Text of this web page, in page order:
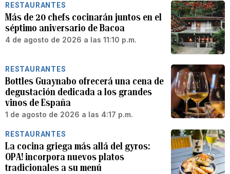
RESTAURANTES
Más de 20 chefs cocinarán juntos en el
séptimo aniversario de Bacoa
4 de agosto de 2026 a las 11:10 p.m.
RESTAURANTES
Bottles Guaynabo ofrecerá una cena de
degustación dedicada a los grandes
vinos de España
1 de agosto de 2026 a las 4:17 p.m.
RESTAURANTES
La cocina griega más allá del gyros:
OPA! incorpora nuevos platos
tradicionales a su menú